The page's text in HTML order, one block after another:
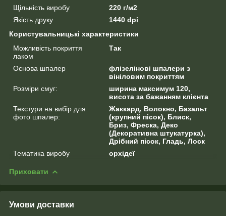
Щільність виробу
220 г/м2
Якість друку
1440 dpi
Користувальницькі характеристики
Можливість покриття
лаком
Так
Основа шпалер
флізелінові шпалери з
вініловим покриттям
Розміри смуг:
ширина максимум 120,
висота за бажанням клієнта
Текстури на вибір для
фото шпалер:
Жаккард, Волокно, Базальт
(крупний пісок), Блиск,
Бриз, Фреска, Деко
(Декоративна штукатурка),
Дрібний пісок, Гладь, Лоск
Тематика виробу
орхідеї
Приховати
Умови доставки